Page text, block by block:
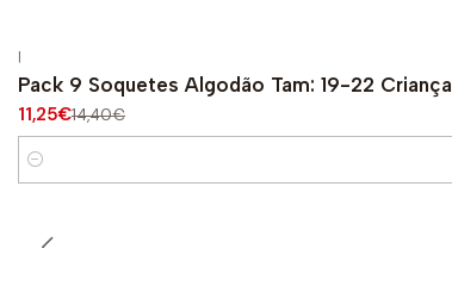
|
Pack 9 Soquetes Algodão Tam: 19-22 Criança
11,25€14,40€
Quantity